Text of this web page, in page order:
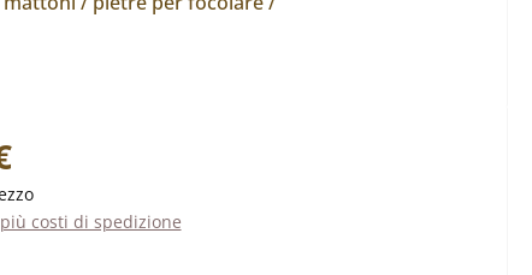
costi di spedizione